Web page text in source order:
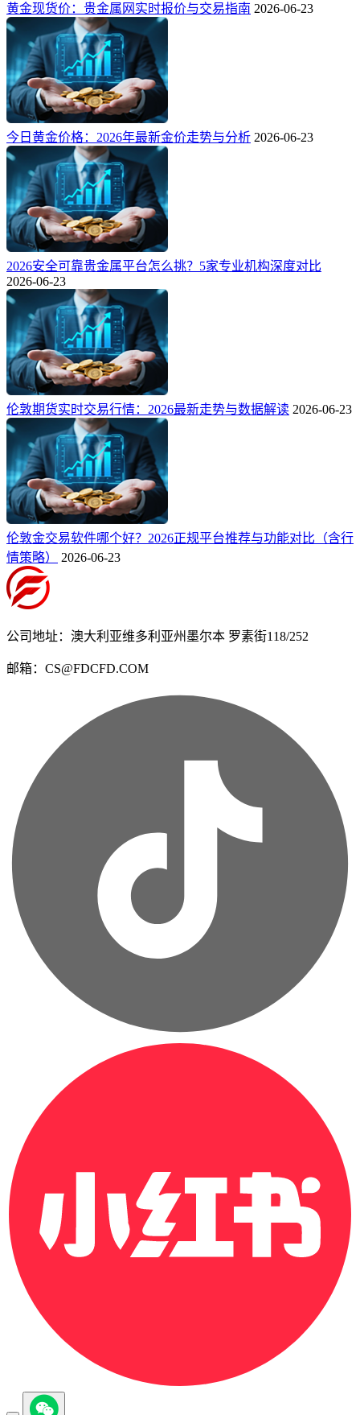
黄金现货价：贵金属网实时报价与交易指南 2026-06-23
今日黄金价格：2026年最新金价走势与分析 2026-06-23
2026安全可靠贵金属平台怎么挑？5家专业机构深度对比
2026-06-23
伦敦期货实时交易行情：2026最新走势与数据解读 2026-06-23
伦敦金交易软件哪个好？2026正规平台推荐与功能对比（含行
情策略）
2026-06-23
公司地址：澳大利亚维多利亚州墨尔本 罗素街118/252
邮箱：CS@FDCFD.COM